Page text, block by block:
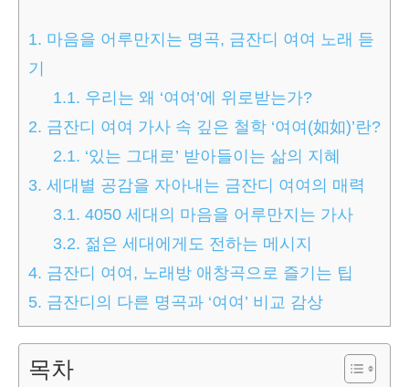
1. 마음을 어루만지는 명곡, 금잔디 여여 노래 듣
기
1.1. 우리는 왜 ‘여여’에 위로받는가?
2. 금잔디 여여 가사 속 깊은 철학 ‘여여(如如)’란?
2.1. ‘있는 그대로’ 받아들이는 삶의 지혜
3. 세대별 공감을 자아내는 금잔디 여여의 매력
3.1. 4050 세대의 마음을 어루만지는 가사
3.2. 젊은 세대에게도 전하는 메시지
4. 금잔디 여여, 노래방 애창곡으로 즐기는 팁
5. 금잔디의 다른 명곡과 ‘여여’ 비교 감상
목차